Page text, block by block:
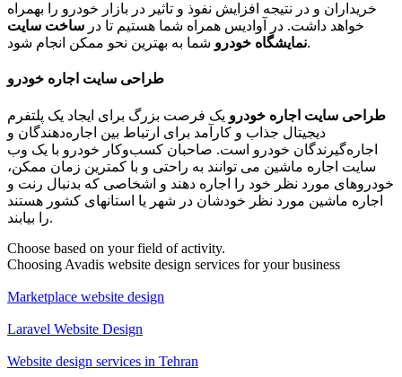
خریداران و در نتیجه افزایش نفوذ و تاثیر در بازار خودرو را بهمراه
خواهد داشت. در آوادیس همراه شما هستیم تا در ساخت سایت
نمایشگاه خودروشما به بهترین نحو ممکن انجام شود.
طراحی سایت اجاره خودرو
طراحی سایت اجاره خودرو یک فرصت بزرگ برای ایجاد یک پلتفرم
دیجیتال جذاب و کارآمد برای ارتباط بین اجاره‌دهندگان و
اجاره‌گیرندگان خودرو است. صاحبان کسب‌و‌کار خودرو با یک وب
سایت اجاره ماشین می توانند به راحتی و با کمترین زمان ممکن،
خودروهای مورد نظر خود را اجاره دهند و اشخاصی که بدنبال رنت و
اجاره ماشین مورد نظر خودشان در شهر یا استانهای کشور هستند
را بیابند.
Choose based on your field of activity.
Choosing Avadis website design services for your business
Marketplace website design
Laravel Website Design
Website design services in Tehran